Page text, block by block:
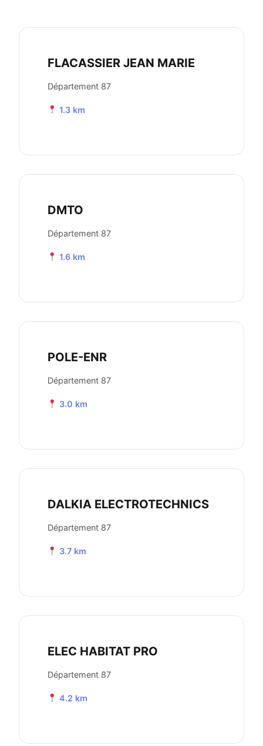
FLACASSIER JEAN MARIE
Département 87
1.3 km
DMTO
Département 87
1.6 km
POLE-ENR
Département 87
3.0 km
DALKIA ELECTROTECHNICS
Département 87
3.7 km
ELEC HABITAT PRO
Département 87
4.2 km